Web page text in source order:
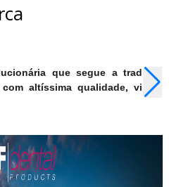
que segue a tradição
altíssima qualidade, visual